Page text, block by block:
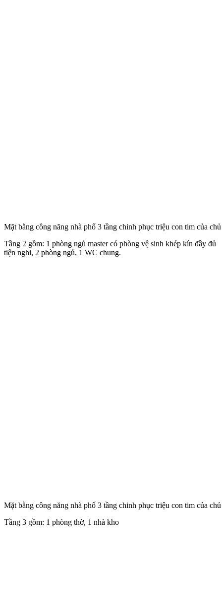
Mặt bằng công năng nhà phố 3 tầng chinh phục triệu con tim của
Tầng 2 gồm: 1 phòng ngủ master có phòng vệ sinh khép kín đầy đủ
tiện nghi, 2 phòng ngủ, 1 WC chung.
Mặt bằng công năng nhà phố 3 tầng chinh phục triệu con tim của
Tầng 3 gồm: 1 phòng thờ, 1 nhà kho